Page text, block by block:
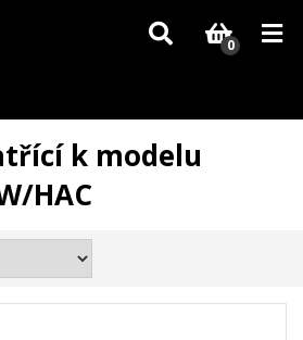
se může dodání dílů, které nejsou skladem,
Děkujeme za pochopení.
0
k modelu
HAC